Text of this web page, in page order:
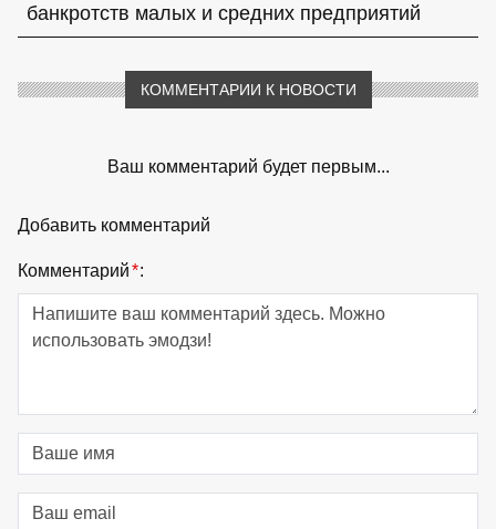
банкротств малых и средних предприятий
КОММЕНТАРИИ К НОВОСТИ
Ваш комментарий будет первым...
Добавить комментарий
Комментарий*: